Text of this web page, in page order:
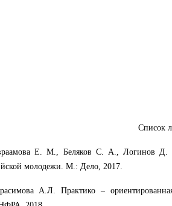
Список
Е. М., Беляков С. А., Логинов Д.
молодежи. М.: Дело, 2017.
А.Л. Практико –